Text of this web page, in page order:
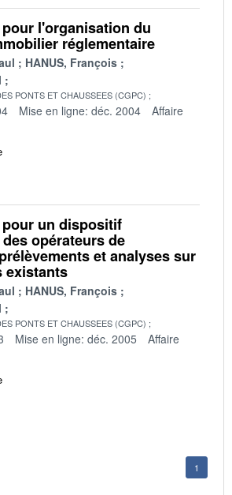
l'organisation du
réglementaire
HANUS, François
PONTS ET CHAUSSEES (CGPC)
Mise en ligne: déc. 2004
Affaire
un dispositif
opérateurs de
et analyses sur
existants
HANUS, François
PONTS ET CHAUSSEES (CGPC)
Mise en ligne: déc. 2005
Affaire
1